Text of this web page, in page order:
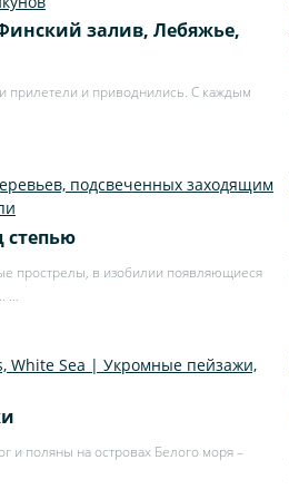
залив, Лебяжье,
прилетели и приводнились. С каждым
прострелы, в изобилии появляющиеся
и поляны на островах Белого моря –